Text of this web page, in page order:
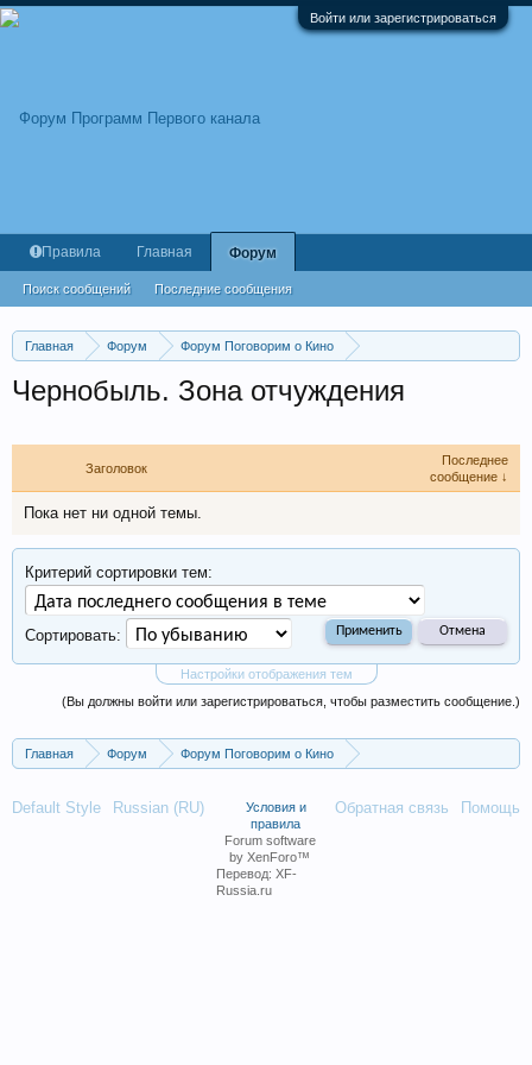
Войти или зарегистрироваться
Главная Форум
Форум Поговорим о Кино
Чернобыль. Зона отчуждения
Заголовок
Последнее
сообщение ↓
Пока нет ни одной темы.
Настройки отображения тем
Критерий сортировки тем:
Сортировать:
(Вы должны войти или зарегистрироваться, чтобы разместить сообщение.)
Главная Форум
Форум Поговорим о Кино
Правила Главная Форум
Поиск сообщений Последние сообщения
Default Style Russian (RU) Обратная связь Помощь
Условия и
правила
Forum software
by XenForo™
Перевод: XF-
Russia.ru